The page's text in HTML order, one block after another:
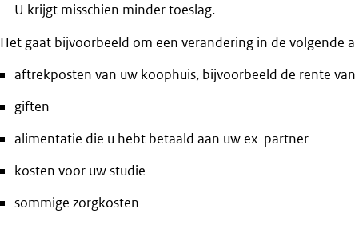
U krijgt misschien minder toeslag.
Het gaat bijvoorbeeld om een verandering in de volgende
aftrekposten van uw koophuis, bijvoorbeeld de rente
giften
alimentatie die u hebt betaald aan uw ex-partner
kosten voor uw studie
sommige zorgkosten